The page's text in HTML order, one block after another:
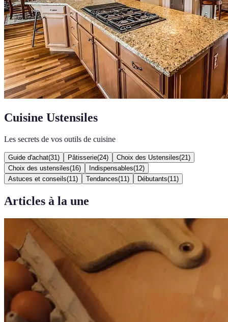
Cuisine Ustensiles
Les secrets de vos outils de cuisine
Guide d'achat(31 ) Pâtisserie(24) Choix des Ustensiles(21 )
Choix des ustensiles(16) Indispensables(12)
Astuces et conseils(11 ) Tendances(11 ) Débutants(11 )
Articles à la une